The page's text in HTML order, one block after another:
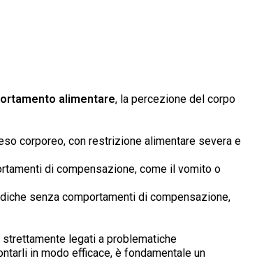
alimentare, la percezione del corpo
corporeo, con restrizione alimentare severa e
di compensazione, come il vomito o
senza comportamenti di compensazione,
legati a problematiche
in modo efficace, è fondamentale un